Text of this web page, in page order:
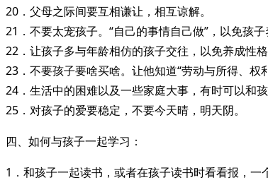
20．父母之际间要互相谦让，相互谅解。
21．不要太宠孩子。“自己的事情自己做”，以免孩子
22．让孩子多与年龄相仿的孩子交往，以免养成性格
23．不要孩子要啥买啥。让他知道“劳动与所得、权
24．生活中的困难以及一些家庭大事，有时可以和孩
25．对孩子的爱要稳定，不要今天晴，明天阴。
四、如何与孩子一起学习：
1．和孩子一起读书，或者在孩子读书时看看报，一